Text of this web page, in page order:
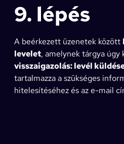
9. lépés
A beérkezett üzenetek között
levelet, amelynek tárgya úgy
visszaigazolás: levél
tartalmazza a szükséges
hitelesítéséhez és az e-mail